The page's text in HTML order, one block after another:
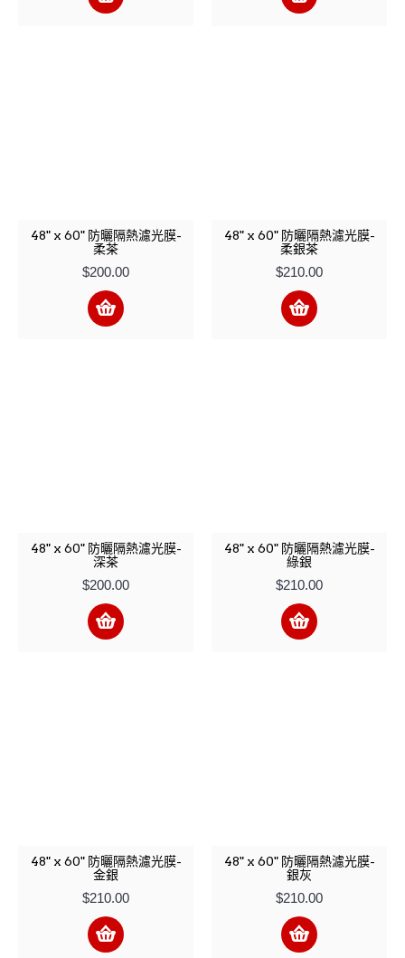
48" x 60" 防曬隔熱濾光膜-
柔茶
$200.00
48" x 60" 防曬隔熱濾光膜-
柔銀茶
$210.00
48" x 60" 防曬隔熱濾光膜-
深茶
$200.00
48" x 60" 防曬隔熱濾光膜-
綠銀
$210.00
48" x 60" 防曬隔熱濾光膜-
金銀
$210.00
48" x 60" 防曬隔熱濾光膜-
銀灰
$210.00